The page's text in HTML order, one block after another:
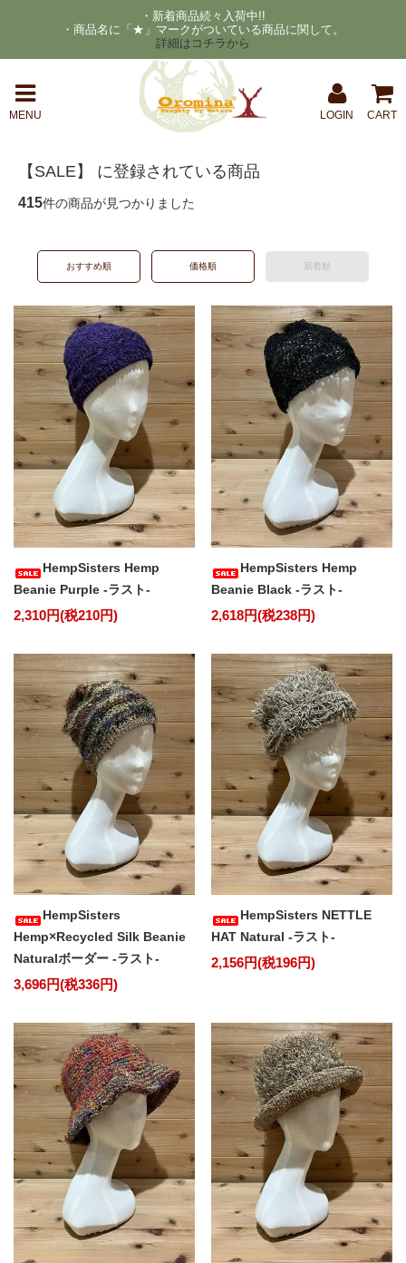
・新着商品続々入荷中!!
・商品名に「★」マークがついている商品に関して。
詳細はコチラから
MENU LOGIN CART
【SALE】 に登録されている商品
415件の商品が見つかりました
おすすめ順 価格順 新着順
HempSisters Hemp
Beanie Purple -ラスト-
2,310円(税210円)
HempSisters Hemp
Beanie Black -ラスト-
2,618円(税238円)
HempSisters
Hemp×Recycled Silk Beanie
Naturalボーダー -ラスト-
3,696円(税336円)
HempSisters NETTLE
HAT Natural -ラスト-
2,156円(税196円)